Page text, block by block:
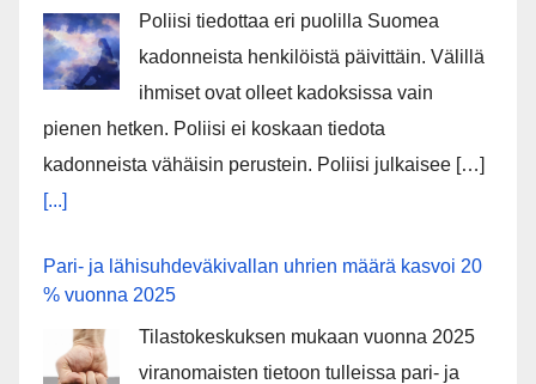
Poliisi tiedottaa eri puolilla Suomea
kadonneista henkilöistä päivittäin. Välillä
ihmiset ovat olleet kadoksissa vain
pienen hetken. Poliisi ei koskaan tiedota
kadonneista vähäisin perustein. Poliisi julkaisee […]
[...]
Pari- ja lähisuhdeväkivallan uhrien määrä kasvoi 20
% vuonna 2025
Tilastokeskuksen mukaan vuonna 2025
viranomaisten tietoon tulleissa pari- ja